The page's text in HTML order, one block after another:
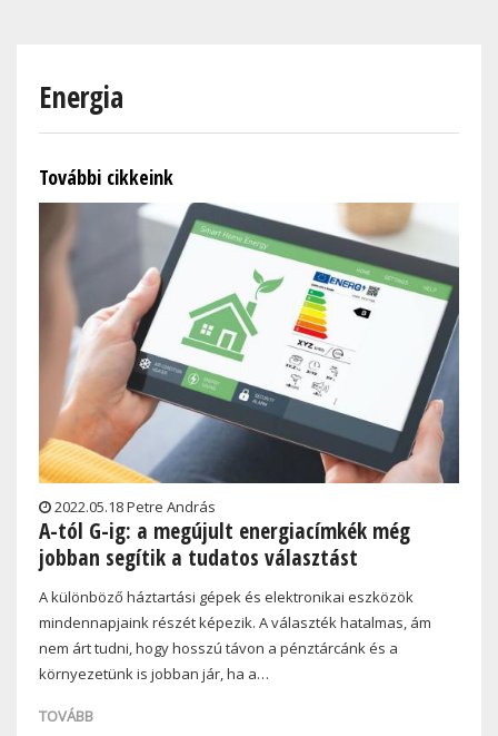
contentEnergia
További cikkeink
2022.05.18 Petre András
A-tól G-ig: a megújult energiacímkék még
jobban segítik a tudatos választást
A különböző háztartási gépek és elektronikai eszközök
mindennapjaink részét képezik. A választék hatalmas, ám
nem árt tudni, hogy hosszú távon a pénztárcánk és a
környezetünk is jobban jár, ha a…
TOVÁBB